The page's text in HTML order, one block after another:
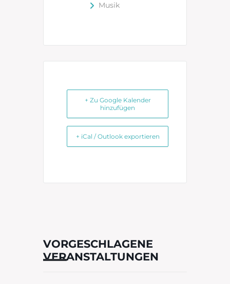
Musik
+ Zu Google Kalender
hinzufügen
+ iCal / Outlook exportieren
VORGESCHLAGENE
VERANSTALTUNGEN